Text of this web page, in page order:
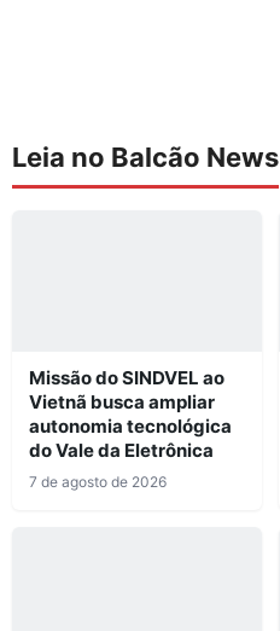
Leia no Balcão News
Missão do SINDVEL ao
Vietnã busca ampliar
autonomia tecnológica
do Vale da Eletrônica
7 de agosto de 2026